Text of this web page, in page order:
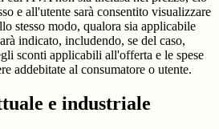
e all'utente sarà consentito visualizzare
stesso modo, qualora sia applicabile
indicato, includendo, se del caso,
sconti applicabili all'offerta e le spese
addebitate al consumatore o utente.
e industriale